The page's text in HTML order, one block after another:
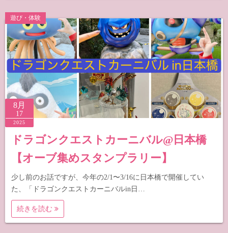
遊び・体験
8月
17
2025
ドラゴンクエストカーニバル@日本橋
【オーブ集めスタンプラリー】
少し前のお話ですが、今年の2/1〜3/16に日本橋で開催してい
た、「ドラゴンクエストカーニバルin日…
続きを読む